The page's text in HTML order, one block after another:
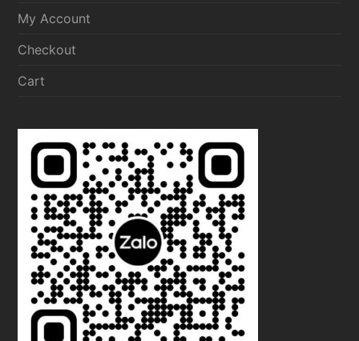
My Account
Checkout
Cart